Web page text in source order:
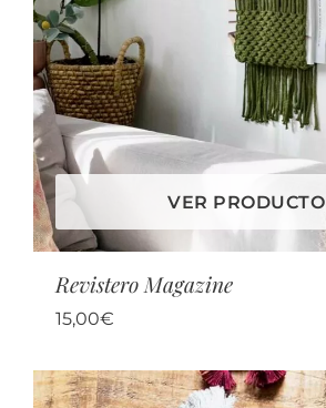
VER PRODUCTO
Revistero Magazine
15,00€